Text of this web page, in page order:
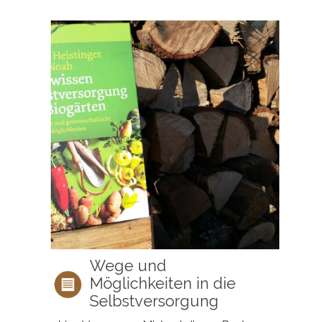
Wege und
Möglichkeiten in die
Selbstversorgung